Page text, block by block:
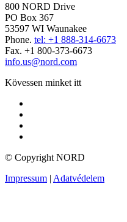
800 NORD Drive
PO Box 367
53597 WI Waunakee
Phone. tel: +1 888-314-6673
Fax. +1 800-373-6673
info.us@nord.com
Kövessen minket itt
© Copyright NORD
Impressum | Adatvédelem